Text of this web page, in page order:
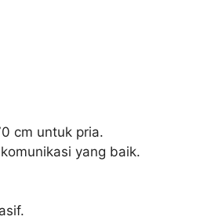
cm untuk pria.
yang baik.